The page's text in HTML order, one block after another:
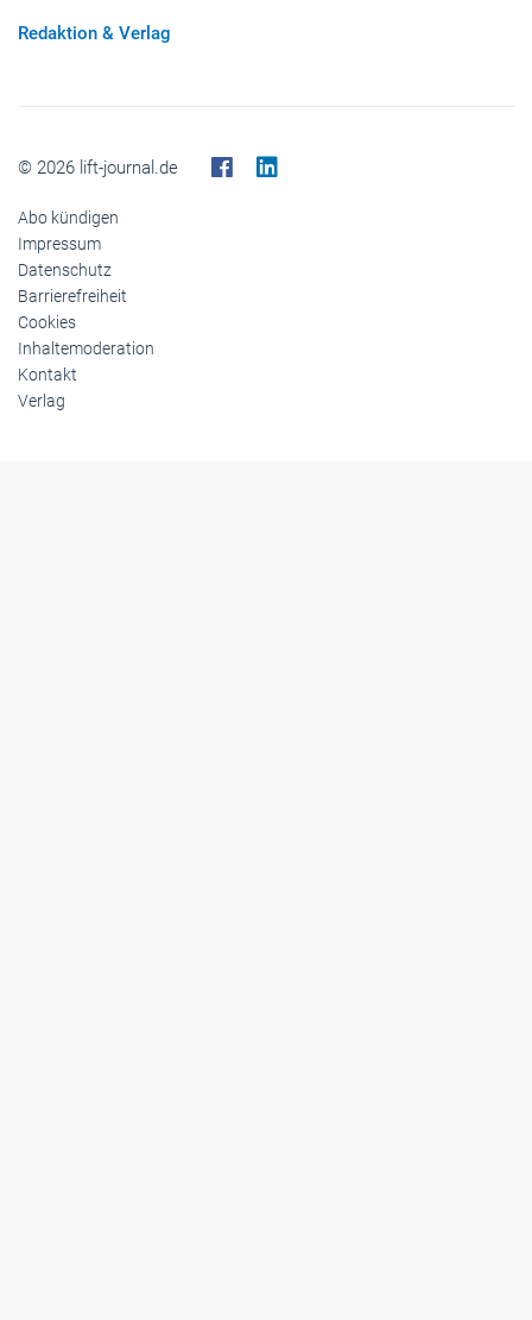
Redaktion & Verlag
© 2026 lift-journal.de
Abo kündigen
Impressum
Datenschutz
Barrierefreiheit
Cookies
Inhaltemoderation
Kontakt
Verlag